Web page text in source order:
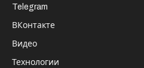
Telegram
ВКонтакте
Видео
Технологии